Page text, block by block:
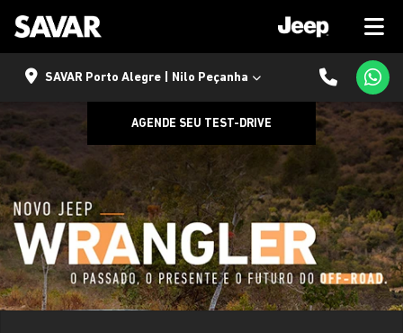
SAVAR Porto Alegre | Nilo Peçanha
AGENDE SEU TEST-DRIVE